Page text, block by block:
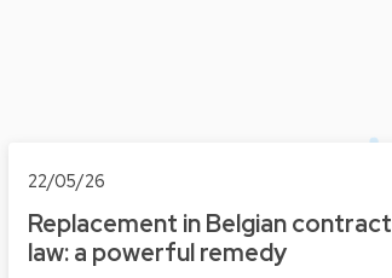
22/05/26
Replacement in Belgian contract
law: a powerful remedy